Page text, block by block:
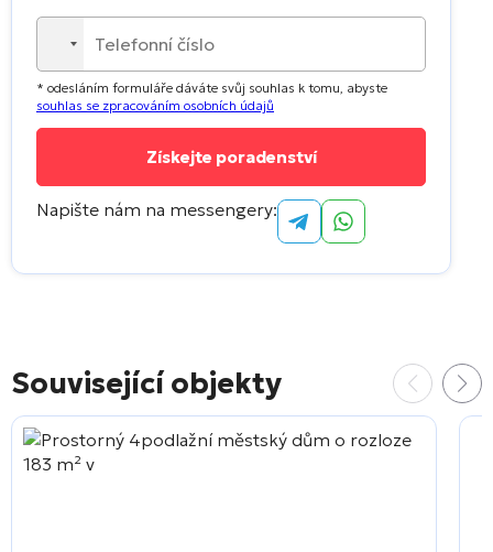
No
country
selected
* odesláním formuláře dáváte svůj souhlas k tomu, abyste
souhlas se zpracováním osobních údajů
Napište nám na messengery:
Související objekty